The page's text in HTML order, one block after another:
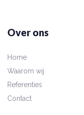
Over ons
Home
Waarom wij
Referenties
Contact